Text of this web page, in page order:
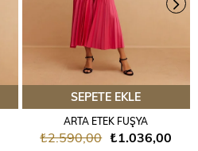
SEPETE EKLE
ARTA ETEK FUŞYA
₺1.036,00
₺2.590,00